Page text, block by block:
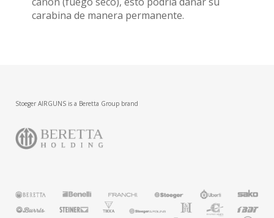
carabina de manera permanente.
Stoeger AIRGUNS is a Beretta Group brand